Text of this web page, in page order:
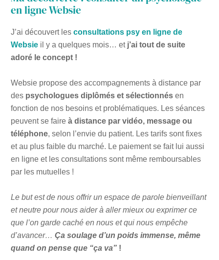
en ligne Websie
J’ai découvert lesconsultations psy en ligne de
Websie il y a quelques mois… et j’ai tout de suite
adoré le concept !
Websie propose des accompagnements à distance par
des psychologues diplômés et sélectionnés en
fonction de nos besoins et problématiques. Les séances
peuvent se faireà distance par vidéo, message ou
téléphone, selon l’envie du patient. Les tarifs sont fixes
et au plus faible du marché. Le paiement se fait lui aussi
en ligne et les consultations sont même remboursables
par les mutuelles !
Le but est de nous offrir un espace de parole bienveillant
et neutre pour nous aider à aller mieux ou exprimer ce
que l’on garde caché en nous et qui nous empêche
d’avancer…Ça soulage d’un poids immense, même
quand on pense que “ça va” !